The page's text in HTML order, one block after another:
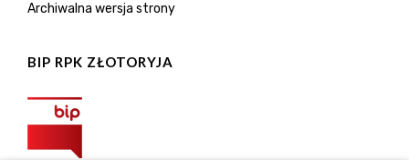
Archiwalna wersja strony
BIP RPK ZŁOTORYJA